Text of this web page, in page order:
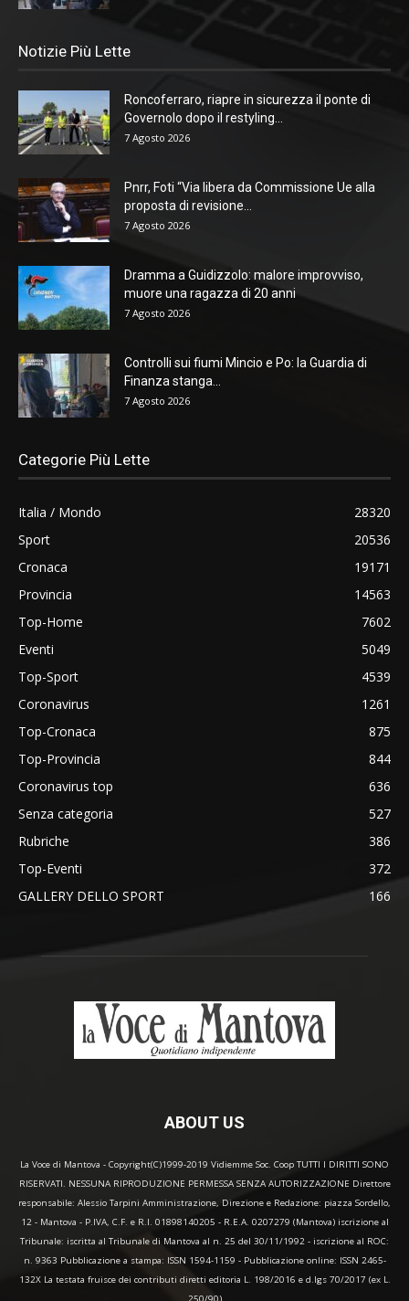
Notizie Più Lette
Roncoferraro, riapre in sicurezza il ponte di
Governolo dopo il restyling...
7 Agosto 2026
Pnrr, Foti “Via libera da Commissione Ue alla
proposta di revisione...
7 Agosto 2026
Dramma a Guidizzolo: malore improvviso,
muore una ragazza di 20 anni
7 Agosto 2026
Controlli sui fiumi Mincio e Po: la Guardia di
Finanza stanga...
7 Agosto 2026
Categorie Più Lette
Italia / Mondo
28320
Sport
20536
Cronaca
19171
Provincia
14563
Top-Home
7602
Eventi
5049
Top-Sport
4539
Coronavirus
1261
Top-Cronaca
875
Top-Provincia
844
Coronavirus top
636
Senza categoria
527
Rubriche
386
Top-Eventi
372
GALLERY DELLO SPORT
166
ABOUT US
La Voce di Mantova - Copyright(C)1999-2019 Vidiemme Soc. Coop TUTTI I DIRITTI SONO
RISERVATI. NESSUNA RIPRODUZIONE PERMESSA SENZA AUTORIZZAZIONE Direttore
responsabile: Alessio Tarpini Amministrazione, Direzione e Redazione: piazza Sordello,
12 - Mantova - P.IVA, C.F. e R.I. 01898140205 - R.E.A. 0207279 (Mantova) iscrizione al
Tribunale: iscritta al Tribunale di Mantova al n. 25 del 30/11/1992 - iscrizione al ROC:
n. 9363 Pubblicazione a stampa: ISSN 1594-1159 - Pubblicazione online: ISSN 2465-
132X La testata fruisce dei contributi diretti editoria L. 198/2016 e d.lgs 70/2017 (ex L.